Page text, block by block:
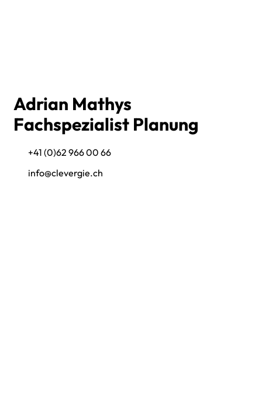
Adrian Mathys
Fachspezialist Planung
+41 (0)62 966 00 66
info@clevergie.ch